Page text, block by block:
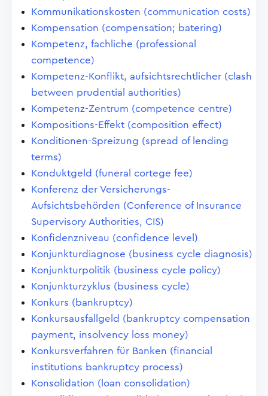
Kommunikationskosten (communication costs)
Kompensation (compensation; batering)
Kompetenz, fachliche (professional
competence)
Kompetenz-Konflikt, aufsichtsrechtlicher (clash
between prudential authorities)
Kompetenz-Zentrum (competence centre)
Kompositions-Effekt (composition effect)
Konditionen-Spreizung (spread of lending
terms)
Konduktgeld (funeral cortege fee)
Konferenz der Versicherungs-
Aufsichtsbehörden (Conference of Insurance
Supervisory Authorities, CIS)
Konfidenzniveau (confidence level)
Konjunkturdiagnose (business cycle diagnosis)
Konjunkturpolitik (business cycle policy)
Konjunkturzyklus (business cycle)
Konkurs (bankruptcy)
Konkursausfallgeld (bankruptcy compensation
payment, insolvency loss money)
Konkursverfahren für Banken (financial
institutions bankruptcy process)
Konsolidation (loan consolidation)